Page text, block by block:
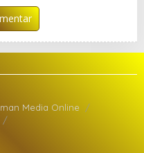
Media Online